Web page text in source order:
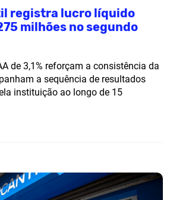
registra lucro líquido
milhões no segundo
de 3,1% reforçam a consistência da
a sequência de resultados
instituição ao longo de 15